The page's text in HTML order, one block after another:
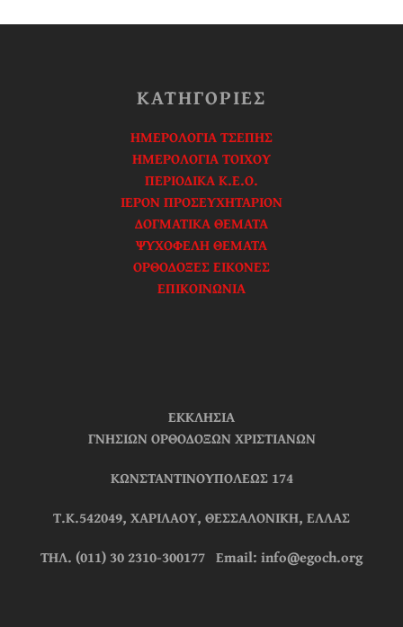
ΚΑΤΗΓΟΡΙΕΣ
ΗΜΕΡΟΛΟΓΙΑ ΤΣΕΠΗΣ
ΗΜΕΡΟΛΟΓΙΑ ΤΟΙΧΟΥ
ΠΕΡΙΟΔΙΚΑ Κ.Ε.Ο.
ΙΕΡΟΝ ΠΡΟΣΕΥΧΗΤΑΡΙΟΝ
ΔΟΓΜΑΤΙΚΑ ΘΕΜΑΤΑ
ΨΥΧΟΦΕΛΗ ΘΕΜΑΤΑ
ΟΡΘΟΔΟΞΕΣ ΕΙΚΟΝΕΣ
ΕΠΙΚΟΙΝΩΝΙΑ
ΕΚΚΛΗΣΙΑ
ΓΝΗΣΙΩΝ ΟΡΘΟΔΟΞΩΝ ΧΡΙΣΤΙΑΝΩΝ
ΚΩΝΣΤΑΝΤΙΝΟΥΠΟΛΕΩΣ 174
Τ.Κ.542049, ΧΑΡΙΛΑΟΥ, ΘΕΣΣΑΛΟΝΙΚΗ, ΕΛΛΑΣ
ΤΗΛ. (011) 30 2310-300177 Email: info@egoch.org